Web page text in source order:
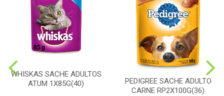
WHISKAS SACHE ADULTOS
ATUM 1X85G(40)
PEDIGREE SACHE ADULTO
CARNE RP2X100G(36)